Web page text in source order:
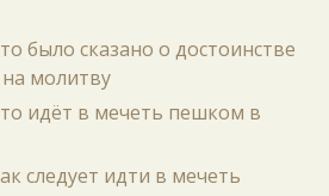
было сказано о достоинстве
молитву
идёт в мечеть пешком в
следует идти в мечеть